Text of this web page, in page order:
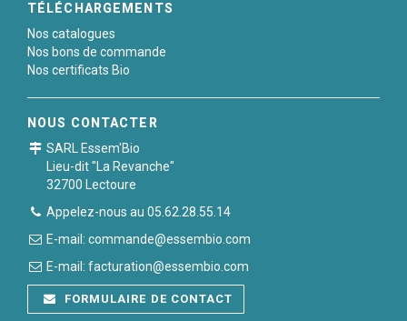
TÉLÉCHARGEMENTS
Nos catalogues
Nos bons de commande
Nos certificats Bio
NOUS CONTACTER
SARL Essem'Bio
Lieu-dit "La Revanche"
32700 Lectoure
Appelez-nous au 05.62.28.55.14
E-mail: commande@essembio.com
E-mail: facturation@essembio.com
FORMULAIRE DE CONTACT